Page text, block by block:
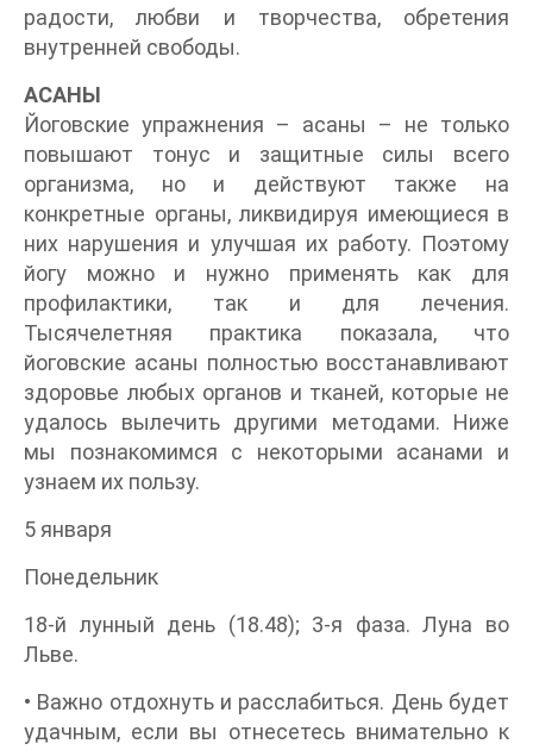
радости, любви и творчества, обретения
внутренней свободы.
АСАНЫ
Йоговские упражнения – асаны – не только
повышают тонус и защитные силы всего
организма, но и действуют также на
конкретные органы, ликвидируя имеющиеся в
них нарушения и улучшая их работу. Поэтому
йогу можно и нужно применять как для
профилактики, так и для лечения.
Тысячелетняя практика показала, что
йоговские асаны полностью восстанавливают
здоровье любых органов и тканей, которые не
удалось вылечить другими методами. Ниже
мы познакомимся с некоторыми асанами и
узнаем их пользу.
5 января
Понедельник
18-й лунный день (18.48); 3-я фаза. Луна во
Льве.
• Важно отдохнуть и расслабиться. День будет
удачным, если вы отнесетесь внимательно к